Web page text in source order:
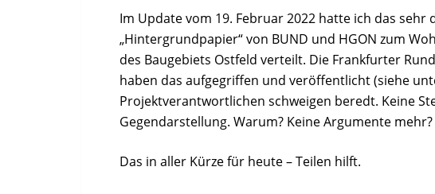
Im Update vom 19. Februar 2022 hatte ich das
„Hintergrundpapier“ von BUND und HGON zum
des Baugebiets Ostfeld verteilt. Die Frankfurter
haben das aufgegriffen und veröffentlicht (siehe
Projektverantwortlichen schweigen beredt. Keine
Gegendarstellung. Warum? Keine Argumente mehr?
Das in aller Kürze für heute – Teilen hilft.